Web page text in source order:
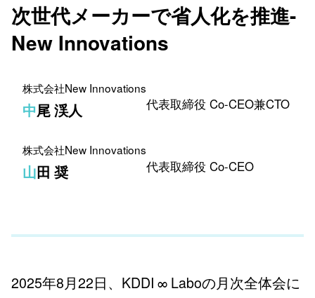
次世代メーカーで省人化を推進-
New Innovations
株式会社New Innovations
中尾 渓人 代表取締役 Co-CEO兼CTO
株式会社New Innovations
山田 奨 代表取締役 Co-CEO
2025年8月22日、KDDI ∞ Laboの月次全体会に